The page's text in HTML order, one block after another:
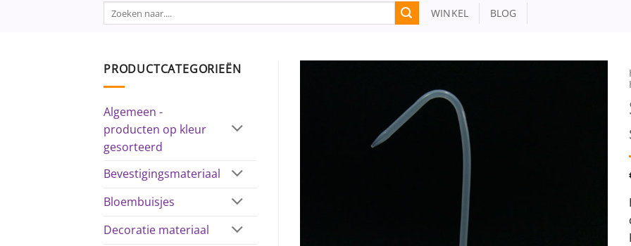
Zoeken
naar:
WINKEL BLOG
PRODUCTCATEGORIEËN
Algemeen -
producten op kleur
gesorteerd
Bevestigingsmateriaal
Bloembuisjes
Decoratie materiaal